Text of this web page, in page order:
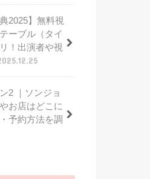
2025】無料視
ーブル（タイ
！出演者や視
2 ｜ソンジョ
お店はどこに
予約方法を調